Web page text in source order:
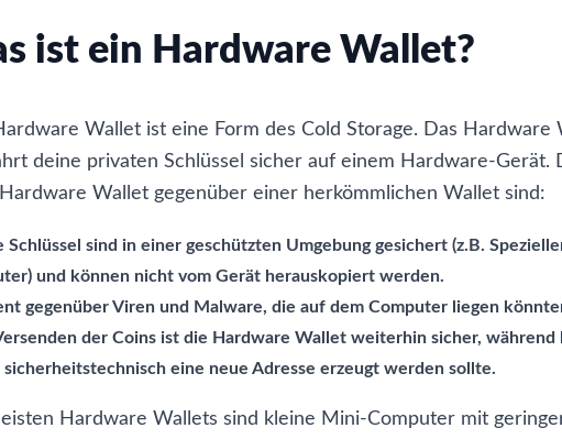
ist ein Hardware Wallet?
Wallet ist eine Form des Cold Storage. Das Hardware
deine privaten Schlüssel sicher auf einem Hardware-Gerät.
Wallet gegenüber einer herkömmlichen Wallet sind:
Schlüssel sind in einer geschützten Umgebung gesichert (z.B.
und können nicht vom Gerät herauskopiert werden.
gegenüber Viren und Malware, die auf dem Computer liegen
der Coins ist die Hardware Wallet weiterhin sicher, während
eine neue Adresse erzeugt werden sollte.
Hardware Wallets sind kleine Mini-Computer mit